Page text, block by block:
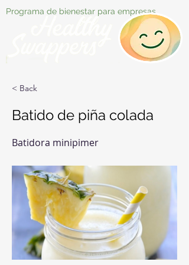
Programa de bienestar para empresas
< Back
Batido de piña colada
Batidora minipimer